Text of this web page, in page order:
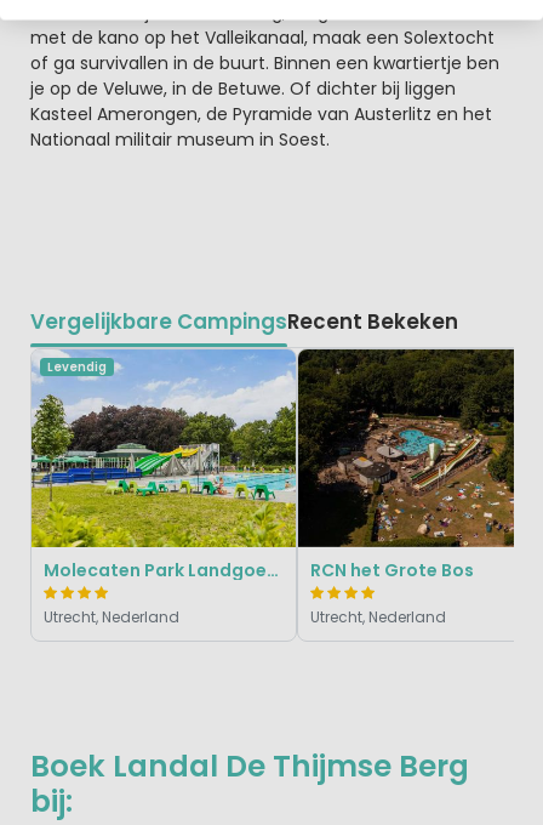
Boek Landal De Thijmse Berg
bij:
met de kano op het Valleikanaal, maak een Solextocht
of ga survivallen in de buurt. Binnen een kwartiertje ben
je op de Veluwe, in de Betuwe. Of dichter bij liggen
Kasteel Amerongen, de Pyramide van Austerlitz en het
Nationaal militair museum in Soest.
Vergelijkbare CampingsRecent Bekeken
Levendig
Molecaten Park Landgoed Ginkelduin
Utrecht, Nederland
RCN het Grote Bos
Utrecht, Nederland